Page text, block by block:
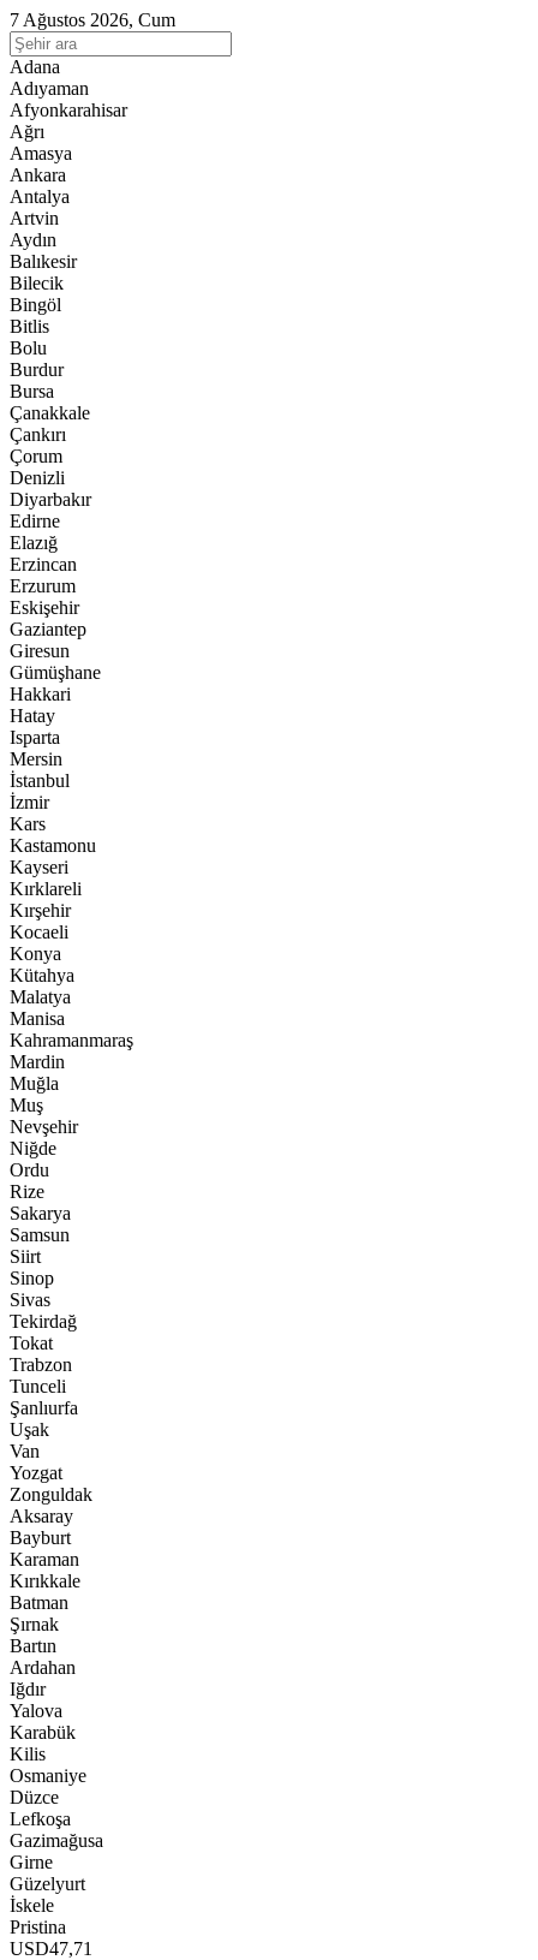
7 Ağustos 2026, Cum
Adana
Adıyaman
Afyonkarahisar
Ağrı
Amasya
Ankara
Antalya
Artvin
Aydın
Balıkesir
Bilecik
Bingöl
Bitlis
Bolu
Burdur
Bursa
Çanakkale
Çankırı
Çorum
Denizli
Diyarbakır
Edirne
Elazığ
Erzincan
Erzurum
Eskişehir
Gaziantep
Giresun
Gümüşhane
Hakkari
Hatay
Isparta
Mersin
İstanbul
İzmir
Kars
Kastamonu
Kayseri
Kırklareli
Kırşehir
Kocaeli
Konya
Kütahya
Malatya
Manisa
Kahramanmaraş
Mardin
Muğla
Muş
Nevşehir
Niğde
Ordu
Rize
Sakarya
Samsun
Siirt
Sinop
Sivas
Tekirdağ
Tokat
Trabzon
Tunceli
Şanlıurfa
Uşak
Van
Yozgat
Zonguldak
Aksaray
Bayburt
Karaman
Kırıkkale
Batman
Şırnak
Bartın
Ardahan
Iğdır
Yalova
Karabük
Kilis
Osmaniye
Düzce
Lefkoşa
Gazimağusa
Girne
Güzelyurt
İskele
Pristina
USD47,71